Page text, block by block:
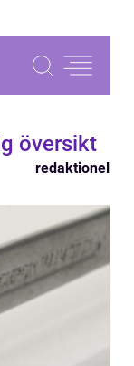
översikt
redaktionel